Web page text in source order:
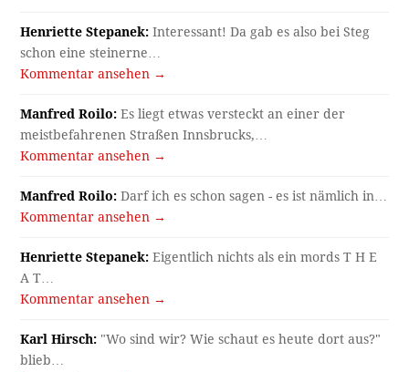
Henriette Stepanek: Interessant! Da gab es also bei Steg
schon eine steinerne…
Kommentar ansehen →
Manfred Roilo: Es liegt etwas versteckt an einer der
meistbefahrenen Straßen Innsbrucks,…
Kommentar ansehen →
Manfred Roilo: Darf ich es schon sagen - es ist nämlich in…
Kommentar ansehen →
Henriette Stepanek: Eigentlich nichts als ein mords T H E
A T…
Kommentar ansehen →
Karl Hirsch: "Wo sind wir? Wie schaut es heute dort aus?"
blieb…